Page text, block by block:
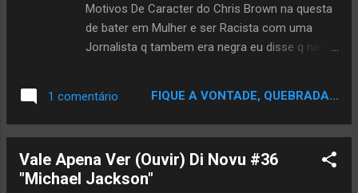
Motivos De Caracter do Chris Brown na questa
de bater em Mulher e ser Racista com uma
Jornalista q tambem era negra eu disse q nao
Pop Mundial...Michael Joseph Jackson...Foi de
mais...e Emocionante...no Final...eu confesso
canta a musica por esta chorando...me mostro
q apesar de erros no passado dele..ele tem um
1 comentário FIQUE A VONTADE, QUEBRADA...
Vale Apena Ver (Ouvir) Di Novu #36
"Michael Jackson"